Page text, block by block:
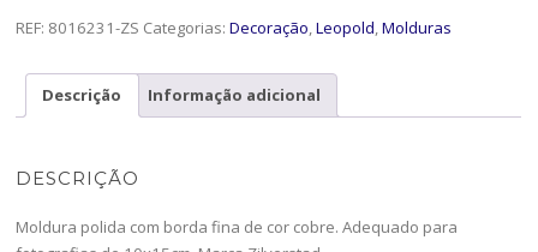
10x15
Mem
Coppe-
REF: 8016231-ZS Categorias:Decoração,Leopold,Molduras
Descrição Informação adicional
DESCRIÇÃO
Moldura polida com borda fina de cor cobre. Adequado para